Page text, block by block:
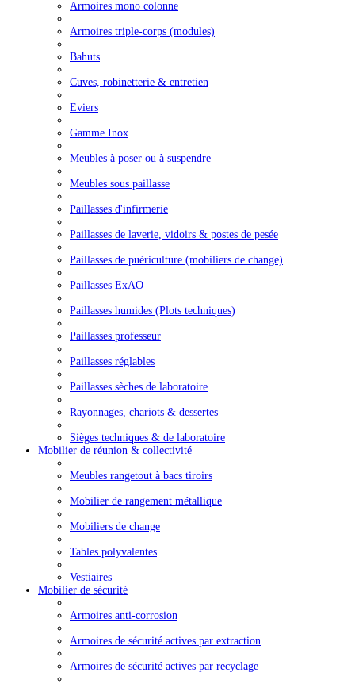
Armoires mono colonne
Armoires triple-corps (modules)
Bahuts
Cuves, robinetterie & entretien
Eviers
Gamme Inox
Meubles à poser ou à suspendre
Meubles sous paillasse
Paillasses d'infirmerie
Paillasses de laverie, vidoirs & postes de pesée
Paillasses de puériculture (mobiliers de change)
Paillasses ExAO
Paillasses humides (Plots techniques)
Paillasses professeur
Paillasses réglables
Paillasses sèches de laboratoire
Rayonnages, chariots & dessertes
Sièges techniques & de laboratoire
Mobilier de réunion & collectivité
Meubles rangetout à bacs tiroirs
Mobilier de rangement métallique
Mobiliers de change
Tables polyvalentes
Vestiaires
Mobilier de sécurité
Armoires anti-corrosion
Armoires de sécurité actives par extraction
Armoires de sécurité actives par recyclage